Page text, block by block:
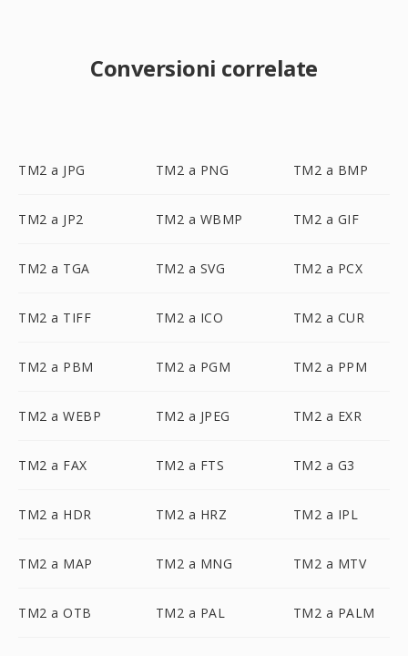
Conversioni correlate
TM2 a JPG TM2 a PNG TM2 a BMP
TM2 a JP2 TM2 a WBMP TM2 a GIF
TM2 a TGA TM2 a SVG TM2 a PCX
TM2 a TIFF TM2 a ICO TM2 a CUR
TM2 a PBM TM2 a PGM TM2 a PPM
TM2 a WEBP TM2 a JPEG TM2 a EXR
TM2 a FAX TM2 a FTS TM2 a G3
TM2 a HDR TM2 a HRZ TM2 a IPL
TM2 a MAP TM2 a MNG TM2 a MTV
TM2 a OTB TM2 a PAL TM2 a PALM